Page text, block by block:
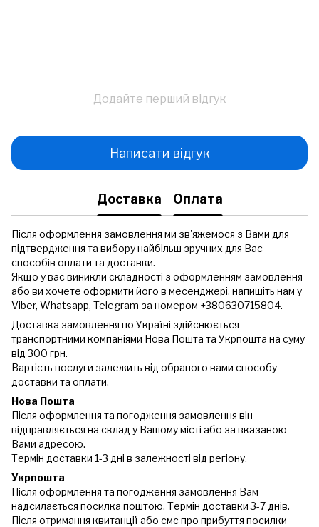
Додайте перший відгук
Написати відгук
Доставка Оплата
Після оформлення замовлення ми зв'яжемося з Вами для
підтвердження та вибору найбільш зручних для Вас
способів оплати та доставки.
Якщо у вас виникли складності з оформленням замовлення
або ви хочете оформити його в месенджері, напишіть нам у
Viber, Whatsapp, Telegram за номером +380630715804.
Доставка замовлення по Україні здійснюється
транспортними компаніями Нова Пошта та Укрпошта на суму
від 300 грн.
Вартість послуги залежить від обраного вами способу
доставки та оплати.
Нова Пошта
Після оформлення та погодження замовлення він
відправляється на склад у Вашому місті або за вказаною
Вами адресою.
Термін доставки 1-3 дні в залежності від регіону.
Укрпошта
Після оформлення та погодження замовлення Вам
надсилається посилка поштою. Термін доставки 3-7 днів.
Після отримання квитанції або смс про прибуття посилки